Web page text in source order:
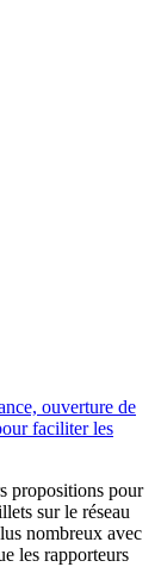
ouverture de
faciliter les
propositions pour
sur le réseau
nombreux avec
les rapporteurs